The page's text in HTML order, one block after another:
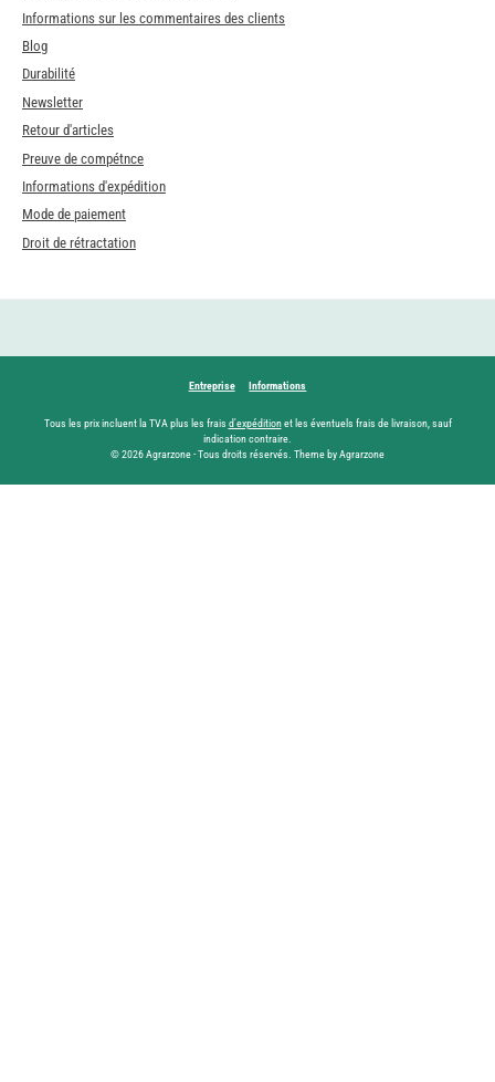
Informations sur les commentaires des clients
Blog
Durabilité
Newsletter
Retour d'articles
Preuve de compétnce
Informations d'expédition
Mode de paiement
Droit de rétractation
Entreprise Informations
Tous les prix incluent la TVA plus les frais d'expéditionet les éventuels frais de livraison, sauf
indication contraire.
© 2026 Agrarzone - Tous droits réservés. Theme by Agrarzone